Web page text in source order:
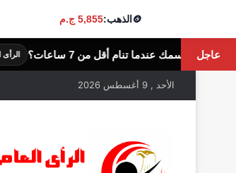
🪙الذهب:5,855 ج.م
عاجل الرأى العام المصرى
الأحد , 9 أغسطس 2026